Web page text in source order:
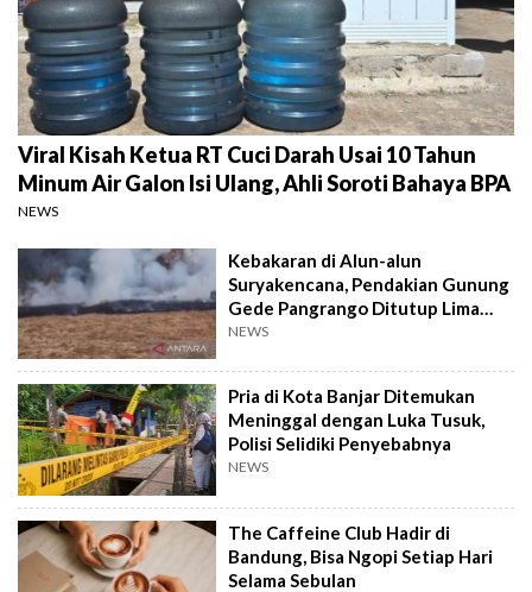
Viral Kisah Ketua RT Cuci Darah Usai 10 Tahun
Minum Air Galon Isi Ulang, Ahli Soroti Bahaya BPA
NEWS
Kebakaran di Alun-alun
Suryakencana, Pendakian Gunung
Gede Pangrango Ditutup Lima
Hari
NEWS
Pria di Kota Banjar Ditemukan
Meninggal dengan Luka Tusuk,
Polisi Selidiki Penyebabnya
NEWS
The Caffeine Club Hadir di
Bandung, Bisa Ngopi Setiap Hari
Selama Sebulan